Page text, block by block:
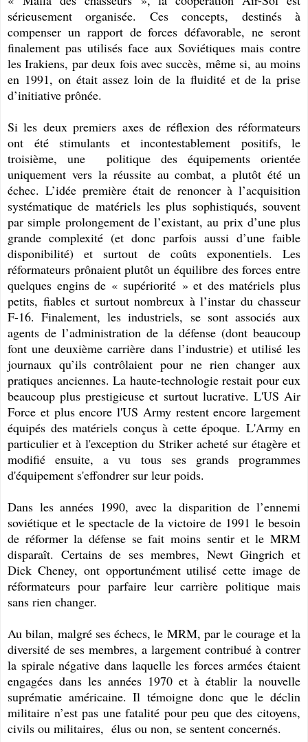
sérieusement organisée. Ces concepts, destinés à
compenser un rapport de forces défavorable, ne seront
finalement pas utilisés face aux Soviétiques mais contre
les Irakiens, par deux fois avec succès, même si, au moins
en 1991, on était assez loin de la fluidité et de la prise
d’initiative prônée.
Si les deux premiers axes de réflexion des réformateurs
ont été stimulants et incontestablement positifs, le
troisième, une politique des équipements orientée
uniquement vers la réussite au combat, a plutôt été un
échec. L’idée première était de renoncer à l’acquisition
systématique de matériels les plus sophistiqués, souvent
par simple prolongement de l’existant, au prix d’une plus
grande complexité (et donc parfois aussi d’une faible
disponibilité) et surtout de coûts exponentiels. Les
réformateurs prônaient plutôt un équilibre des forces entre
quelques engins de « supériorité » et des matériels plus
petits, fiables et surtout nombreux à l’instar du chasseur
F-16. Finalement, les industriels, se sont associés aux
agents de l’administration de la défense (dont beaucoup
font une deuxième carrière dans l’industrie) et utilisé les
journaux qu’ils contrôlaient pour ne rien changer aux
pratiques anciennes. La haute-technologie restait pour eux
beaucoup plus prestigieuse et surtout lucrative. L'US Air
Force et plus encore l'US Army restent encore largement
équipés des matériels conçus à cette époque. L'Army en
particulier et à l'exception du Striker acheté sur étagère et
modifié ensuite, a vu tous ses grands programmes
d'équipement s'effondrer sur leur poids.
Dans les années 1990, avec la disparition de l’ennemi
soviétique et le spectacle de la victoire de 1991 le besoin
de réformer la défense se fait moins sentir et le MRM
disparaît. Certains de ses membres, Newt Gingrich et
Dick Cheney, ont opportunément utilisé cette image de
réformateurs pour parfaire leur carrière politique mais
sans rien changer.
Au bilan, malgré ses échecs, le MRM, par le courage et la
diversité de ses membres, a largement contribué à contrer
la spirale négative dans laquelle les forces armées étaient
engagées dans les années 1970 et à établir la nouvelle
suprématie américaine. Il témoigne donc que le déclin
militaire n’est pas une fatalité pour peu que des citoyens,
civils ou militaires, élus ou non, se sentent concernés.